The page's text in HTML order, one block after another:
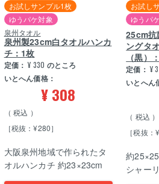
お試しサンプル1枚
ゆうパケ対象
泉州タオル
泉州製23cm白タオルハンカ
チ：1枚
定価： ¥ 330 のところ
いとへん価格：
¥ 308
税込
［税抜：¥280］
大阪泉州地域で作られたタ
オルハンカチ 約23×23cm
お試し
ゆうパ
25cm抗
ングタ
（黒）
定価： ¥
いとへん
税込
［税抜：
約
シャー